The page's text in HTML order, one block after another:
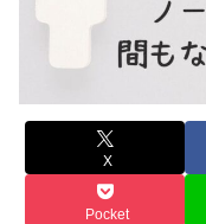
X
Pocket